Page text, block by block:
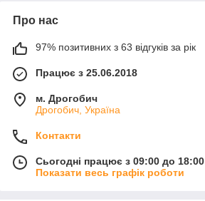
Про нас
97% позитивних з 63 відгуків за рік
Працює з 25.06.2018
м. Дрогобич
Дрогобич, Україна
Контакти
Сьогодні працює з 09:00 до 18:00
Показати весь графік роботи